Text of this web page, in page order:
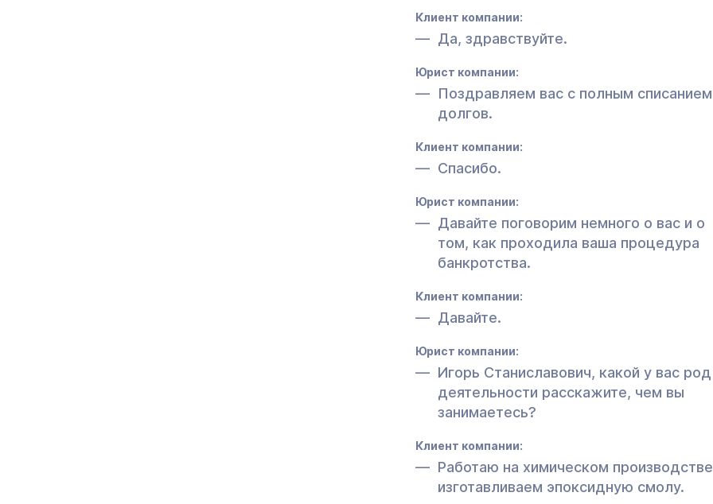
Клиент компании:
Да, здравствуйте.
Юрист компании:
Поздравляем вас с полным списанием
долгов.
Клиент компании:
Спасибо.
Юрист компании:
Давайте поговорим немного о вас и о
том, как проходила ваша процедура
банкротства.
Клиент компании:
Давайте.
Юрист компании:
Игорь Станиславович, какой у вас род
деятельности расскажите, чем вы
занимаетесь?
Клиент компании:
Работаю на химическом
изготавливаем эпоксидную смолу.